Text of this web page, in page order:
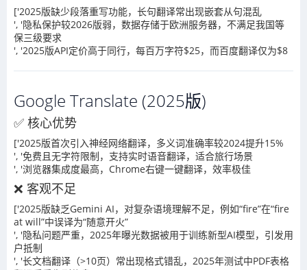
['2025版缺少段落重写功能，长句翻译常出现嵌套从句混乱
', '隐私保护较2026版弱，数据存储于欧洲服务器，不满足我国等
保三级要求
', '2025版API定价高于同行，每百万字符$25，而百度翻译仅为$8
Google Translate (2025版)
✅ 核心优势
['2025版首次引入神经网络翻译，多义词准确率较2024提升15%
', '免费且无字符限制，支持实时语音翻译，适合旅行场景
', '浏览器集成度最高，Chrome右键一键翻译，效率极佳
❌ 客观不足
['2025版缺乏Gemini AI，对复杂语境理解不足，例如“fire”在“fire
at will”中误译为“随意开火”
', '隐私问题严重，2025年曝光数据被用于训练新型AI模型，引发用
户抵制
', '长文档翻译（>10页）常出现格式错乱，2025年测试中PDF表格